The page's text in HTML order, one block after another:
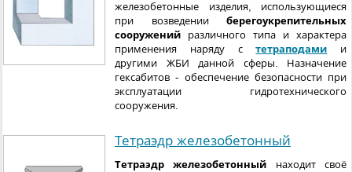
железобетонные изделия, использующиеся
при возведении берегоукрепительных
сооружений различного типа и характера
применения наряду стетраподами и
другими ЖБИ данной сферы. Назначение
гексабитов - обеспечение безопасности при
эксплуатации гидротехнического
сооружения.
Тетраэдр железобетонный
Тетраэдр железобетонный находит своё